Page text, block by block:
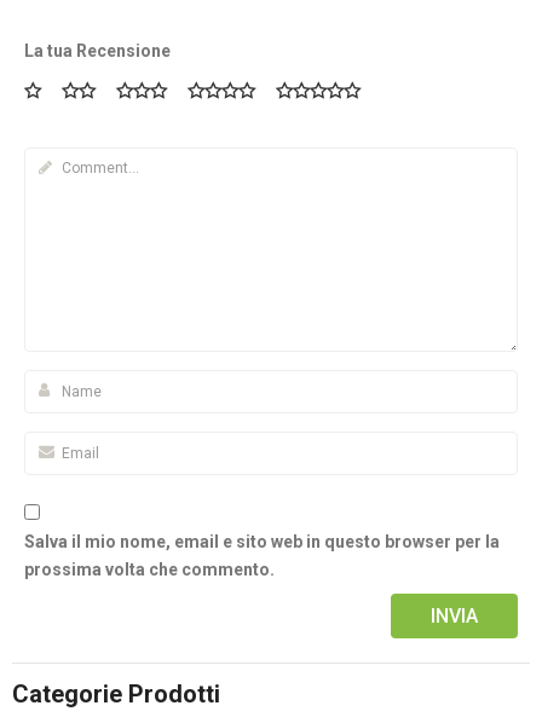
La tua Recensione
Salva il mio nome, email e sito web in questo browser per la
prossima volta che commento.
Categorie Prodotti